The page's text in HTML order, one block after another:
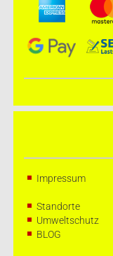
Impressum
Standorte
Umweltschutz
BLOG